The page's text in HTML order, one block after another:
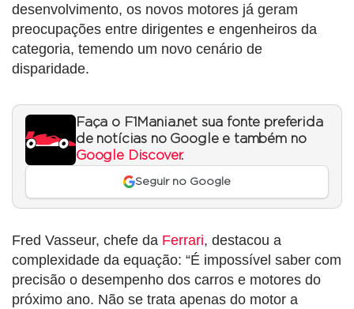
desenvolvimento, os novos motores já geram
preocupações entre dirigentes e engenheiros da
categoria, temendo um novo cenário de
disparidade.
Faça o F1Mania.net sua fonte preferida
de notícias no Google e também no
Google Discover.
Seguir no Google
Fred Vasseur, chefe da Ferrari, destacou a
complexidade da equação: “É impossível saber com
precisão o desempenho dos carros e motores do
próximo ano. Não se trata apenas do motor a